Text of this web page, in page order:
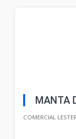
MANTA
COMERCIAL